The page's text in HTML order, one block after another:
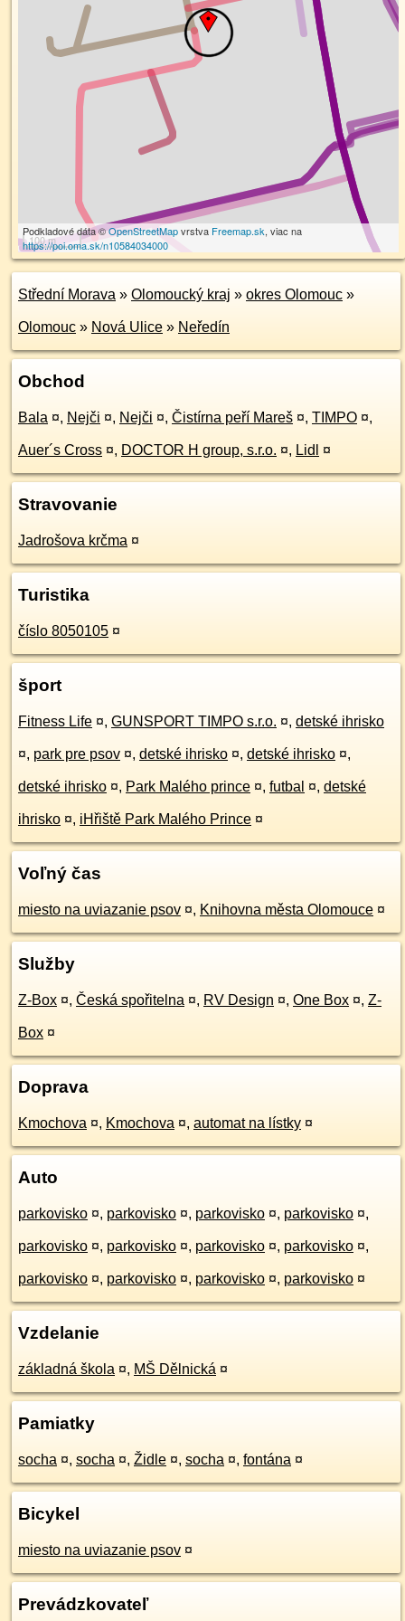
100 m
Podkladové dáta ©OpenStreetMapvrstva Freemap.sk, viac na
https://poi.oma.sk/n10584034000
Střední Morava » Olomoucký kraj » okres Olomouc »
Olomouc » Nová Ulice » Neředín
Obchod
Bala ¤, Nejči ¤, Nejči ¤, Čistírna peří Mareš ¤, TIMPO ¤,
Auer´s Cross ¤, DOCTOR H group, s.r.o. ¤, Lidl ¤
Stravovanie
Jadrošova krčma ¤
Turistika
číslo ‎8050105 ¤
šport
Fitness Life ¤, GUNSPORT TIMPO s.r.o. ¤, detské ihrisko
¤, park pre psov ¤, detské ihrisko ¤, detské ihrisko ¤,
detské ihrisko ¤, Park Malého prince ¤, futbal ¤, detské
ihrisko ¤, iHřiště Park Malého Prince ¤
Voľný čas
miesto na uviazanie psov ¤, Knihovna města Olomouce ¤
Služby
Z-Box ¤, Česká spořitelna ¤, RV Design ¤, One Box ¤, Z-
Box ¤
Doprava
Kmochova ¤, Kmochova ¤, automat na lístky ¤
Auto
parkovisko ¤, parkovisko ¤, parkovisko ¤, parkovisko ¤,
parkovisko ¤, parkovisko ¤, parkovisko ¤, parkovisko ¤,
parkovisko ¤, parkovisko ¤, parkovisko ¤, parkovisko ¤
Vzdelanie
základná škola ¤, MŠ Dělnická ¤
Pamiatky
socha ¤, socha ¤, Židle ¤, socha ¤, fontána ¤
Bicykel
miesto na uviazanie psov ¤
Prevádzkovateľ